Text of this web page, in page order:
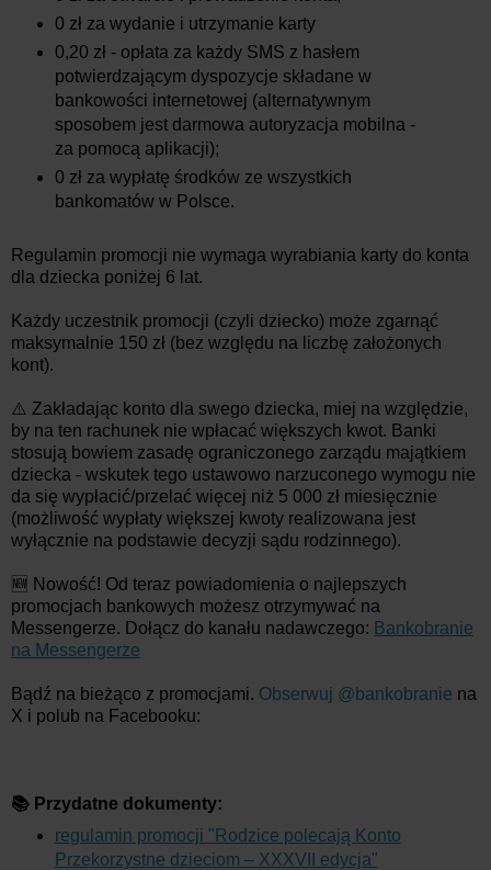
0 zł za wydanie i utrzymanie karty
0,20 zł - opłata za każdy SMS z hasłem
potwierdzającym dyspozycje składane w
bankowości internetowej (alternatywnym
sposobem jest darmowa autoryzacja mobilna -
za pomocą aplikacji);
0 zł za wypłatę środków ze wszystkich
bankomatów w Polsce.
Regulamin promocji nie wymaga wyrabiania karty do konta
dla dziecka poniżej 6 lat.
Każdy uczestnik promocji (czyli dziecko) może zgarnąć
maksymalnie 150 zł (bez względu na liczbę założonych
kont).
⚠️ Zakładając konto dla swego dziecka, miej na względzie,
by na ten rachunek nie wpłacać większych kwot. Banki
stosują bowiem zasadę ograniczonego zarządu majątkiem
dziecka - wskutek tego ustawowo narzuconego wymogu nie
da się wypłacić/przelać więcej niż 5 000 zł miesięcznie
(możliwość wypłaty większej kwoty realizowana jest
wyłącznie na podstawie decyzji sądu rodzinnego).
🆕 Nowość! Od teraz powiadomienia o najlepszych
promocjach bankowych możesz otrzymywać na
Messengerze. Dołącz do kanału nadawczego: Bankobranie
na Messengerze
Bądź na bieżąco z promocjami. Obserwuj @bankobranie na
X i polub na Facebooku:
📚 Przydatne dokumenty:
regulamin promocji "Rodzice polecają Konto
Przekorzystne dzieciom – XXXVII edycja"